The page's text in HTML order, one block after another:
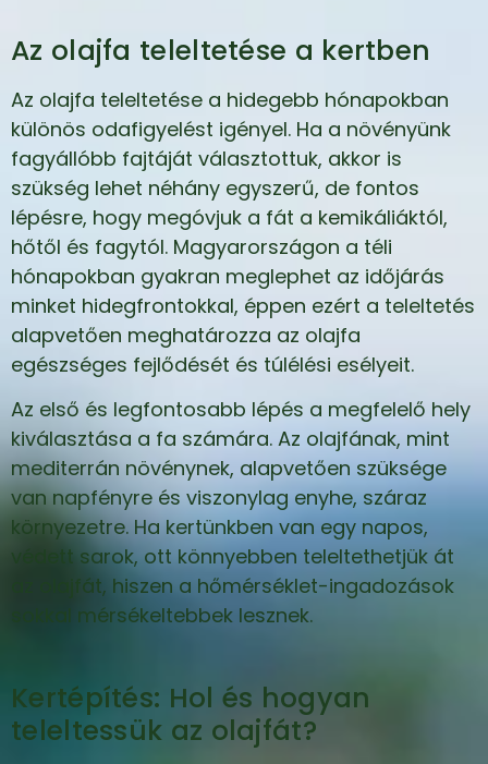
Az olajfa teleltetése a kertben
Az olajfa teleltetése a hidegebb hónapokban
különös odafigyelést igényel. Ha a növényünk
fagyállóbb fajtáját választottuk, akkor is
szükség lehet néhány egyszerű, de fontos
lépésre, hogy megóvjuk a fát a kemikáliáktól,
hőtől és fagytól. Magyarországon a téli
hónapokban gyakran meglephet az időjárás
minket hidegfrontokkal, éppen ezért a teleltetés
alapvetően meghatározza az olajfa
egészséges fejlődését és túlélési esélyeit.
Az első és legfontosabb lépés a megfelelő hely
kiválasztása a fa számára. Az olajfának, mint
mediterrán növénynek, alapvetően szüksége
van napfényre és viszonylag enyhe, száraz
környezetre. Ha kertünkben van egy napos,
védett sarok, ott könnyebben teleltethetjük át
az olajfát, hiszen a hőmérséklet-ingadozások
sokkal mérsékeltebbek lesznek.
Kertépítés: Hol és hogyan
teleltessük az olajfát?